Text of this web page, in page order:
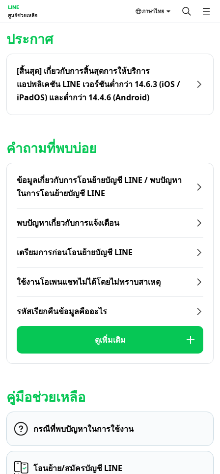
LINE
ศูนย์ช่วยเหลือ
ภาษาไทย
ประกาศ
[สิ้นสุด] เกี่ยวกับการสิ้นสุดการให้บริการ
แอปพลิเคชัน LINE เวอร์ชันต่ำกว่า 14.6.3 (iOS /
iPadOS) และต่ำกว่า 14.4.6 (Android)
คำถามที่พบบ่อย
ข้อมูลเกี่ยวกับการโอนย้ายบัญชี LINE / พบปัญหา
ในการโอนย้ายบัญชี LINE
พบปัญหาเกี่ยวกับการแจ้งเตือน
เตรียมการก่อนโอนย้ายบัญชี LINE
ใช้งานโอเพนแชทไม่ได้โดยไม่ทราบสาเหตุ
รหัสเรียกคืนข้อมูลคืออะไร
ดูเพิ่มเติม
คู่มือช่วยเหลือ
กรณีที่พบปัญหาในการใช้งาน
โอนย้าย/สมัครบัญชี LINE